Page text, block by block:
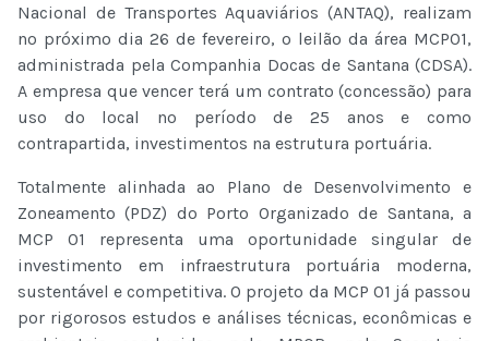
Nacional de Transportes Aquaviários (ANTAQ), realizam
no próximo dia 26 de fevereiro, o leilão da área MCP01,
administrada pela Companhia Docas de Santana (CDSA).
A empresa que vencer terá um contrato (concessão) para
uso do local no período de 25 anos e como
contrapartida, investimentos na estrutura portuária.
Totalmente alinhada ao Plano de Desenvolvimento e
Zoneamento (PDZ) do Porto Organizado de Santana, a
MCP 01 representa uma oportunidade singular de
investimento em infraestrutura portuária moderna,
sustentável e competitiva. O projeto da MCP 01 já passou
por rigorosos estudos e análises técnicas, econômicas e